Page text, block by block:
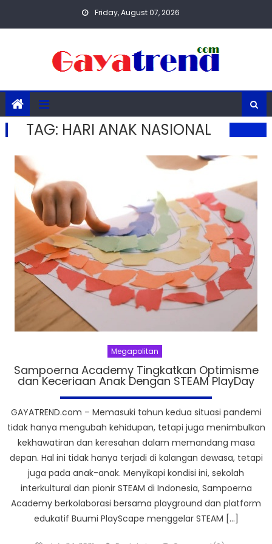
Friday, August 07, 2026
TAG: HARI ANAK NASIONAL
Megapolitan
Sampoerna Academy Tingkatkan Optimisme
dan Keceriaan Anak Dengan STEAM PlayDay
GAYATREND.com – Memasuki tahun kedua situasi pandemi
tidak hanya mengubah kehidupan, tetapi juga menimbulkan
kekhawatiran dan keresahan dalam memandang masa
depan. Hal ini tidak hanya terjadi di kalangan dewasa, tetapi
juga pada anak-anak. Menyikapi kondisi ini, sekolah
interkultural dan pionir STEAM di Indonesia, Sampoerna
Academy berkolaborasi bersama playground dan platform
edukatif Buumi PlayScape menggelar STEAM […]